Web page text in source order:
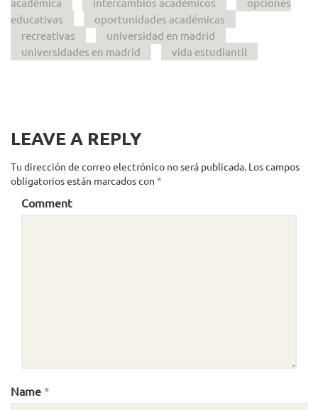
educativas
oportunidades académicas
recreativas
universidad en madrid
universidades en madrid
vida estudiantil
LEAVE A REPLY
Tu dirección de correo electrónico no será publicada. Los campos
obligatorios están marcados con *
Comment
Name *